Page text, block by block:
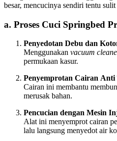
besar, mencucinya sendiri tentu
a. Proses Cuci Springbed
Penyedotan Debu dan
Menggunakan vacuum
permukaan kasur.
Penyemprotan Cairan
Cairan ini membantu
merusak bahan.
Pencucian dengan Mesin
Alat ini menyemprot cairan
lalu langsung menyedot air